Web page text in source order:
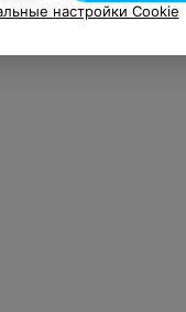
настройки Cookie